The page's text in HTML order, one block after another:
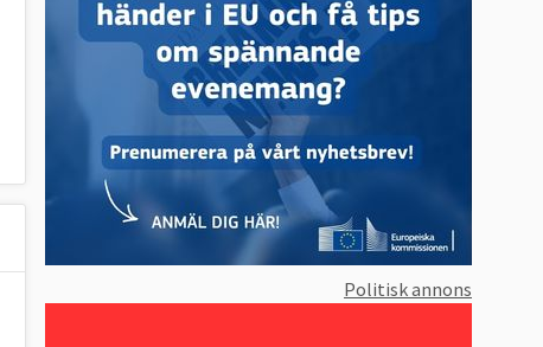
Politisk annons